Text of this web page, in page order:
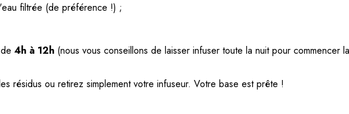
filtrée (de préférence !) ;
4h à 12h (nous vous conseillons de laisser infuser toute la nuit pour commencer
résidus ou retirez simplement votre infuseur. Votre base est prête !